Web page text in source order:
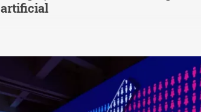
artificial